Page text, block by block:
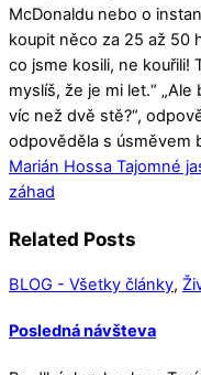
McDonaldu nebo o
koupit něco za 25 až 50
co jsme kosili, ne kouřili!
myslíš, že je mi let.“
víc než dvě stě?“,
odpověděla s úsměvem
Marián Hossa Tajomné
záhad
Related Posts
BLOG - Všetky články,
Posledná návšteva